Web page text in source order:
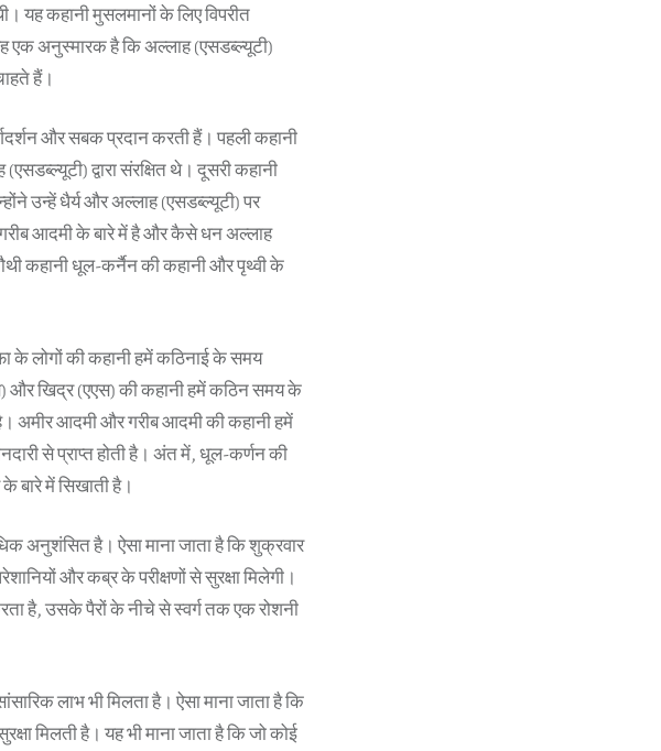
यह कहानी मुसलमानों के लिए विपरीत
एक अनुस्मारक है कि अल्लाह (एसडब्ल्यूटी)
हैं।
और सबक प्रदान करती हैं। पहली कहानी
द्वारा संरक्षित थे। दूसरी कहानी
उन्हें धैर्य और अल्लाह (एसडब्ल्यूटी) पर
आदमी के बारे में है और कैसे धन अल्लाह
कहानी धूल-कर्नैन की कहानी और पृथ्वी के
के लोगों की कहानी हमें कठिनाई के समय
और खिद्र (एएस) की कहानी हमें कठिन समय के
अमीर आदमी और गरीब आदमी की कहानी हमें
से प्राप्त होती है। अंत में, धूल-कर्णन की
बारे में सिखाती है।
अनुशंसित है। ऐसा माना जाता है कि शुक्रवार
और कब्र के परीक्षणों से सुरक्षा मिलेगी।
है, उसके पैरों के नीचे से स्वर्ग तक एक रोशनी
लाभ भी मिलता है। ऐसा माना जाता है कि
मिलती है। यह भी माना जाता है कि जो कोई